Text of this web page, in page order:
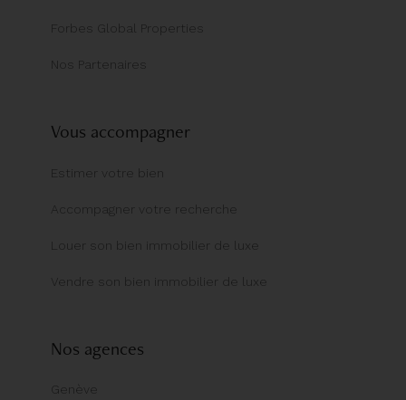
Forbes Global Properties
Nos Partenaires
Vous accompagner
Estimer votre bien
Accompagner votre recherche
Louer son bien immobilier de luxe
Vendre son bien immobilier de luxe
Nos agences
Genève